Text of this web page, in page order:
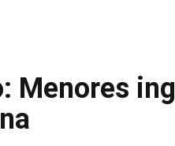
Menores